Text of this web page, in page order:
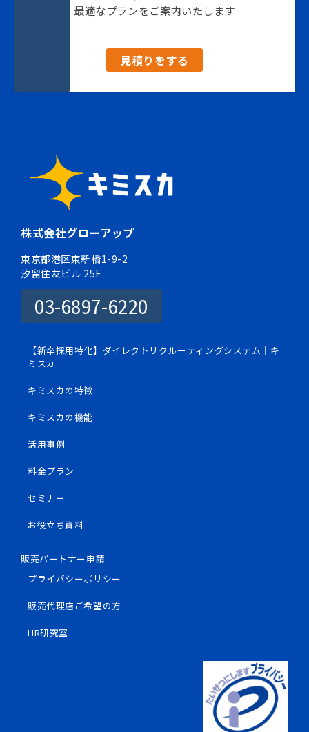
最適なプランをご案内いたします
見積りをする
株式会社グローアップ
東京都港区東新橋1-9-2
汐留住友ビル 25F
03-6897-6220
【新卒採用特化】ダイレクトリクルーティングシステム｜キ
ミスカ
キミスカの特徴
キミスカの機能
活用事例
料金プラン
セミナー
お役立ち資料
販売パートナー申請
プライバシーポリシー
販売代理店ご希望の方
HR研究室